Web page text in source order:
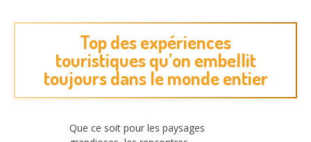
Top des expériences
touristiques qu’on embellit
toujours dans le monde entier
Que ce soit pour les paysages